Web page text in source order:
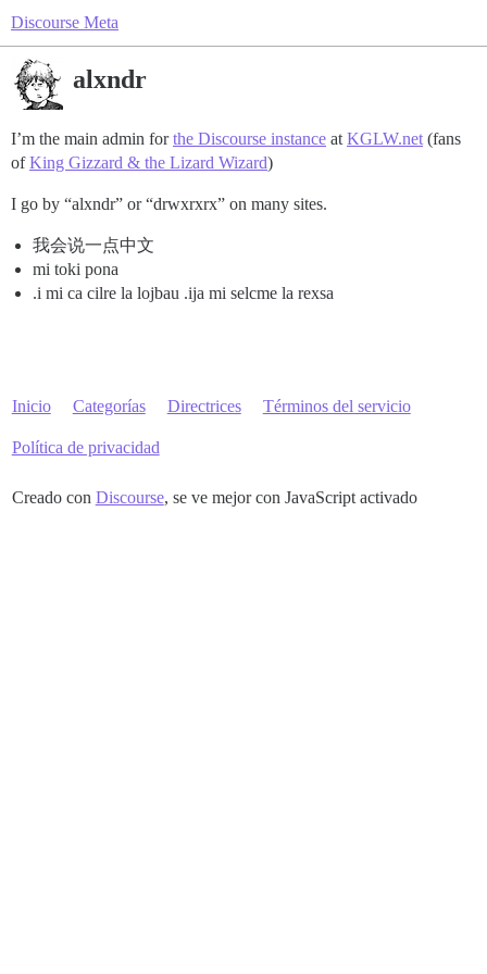
Discourse Meta
alxndr
I’m the main admin forthe Discourse instance at KGLW.net (fans
ofKing Gizzard & the Lizard Wizard)
I go by “alxndr” or “drwxrxrx” on many sites.
我会说一点中文
mi toki pona
.i mi ca cilre la lojbau .ija mi selcme la rexsa
Inicio Categorías Directrices Términos del servicio
Política de privacidad
Creado con Discourse, se ve mejor con JavaScript activado